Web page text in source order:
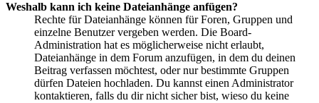
Weshalb kann ich keine Dateianhänge anfügen?
Rechte für Dateianhänge können für Foren, Gruppen und
einzelne Benutzer vergeben werden. Die Board-
Administration hat es möglicherweise nicht erlaubt,
Dateianhänge in dem Forum anzufügen, in dem du deinen
Beitrag verfassen möchtest, oder nur bestimmte Gruppen
dürfen Dateien hochladen. Du kannst einen Administrator
kontaktieren, falls du dir nicht sicher bist, wieso du keine